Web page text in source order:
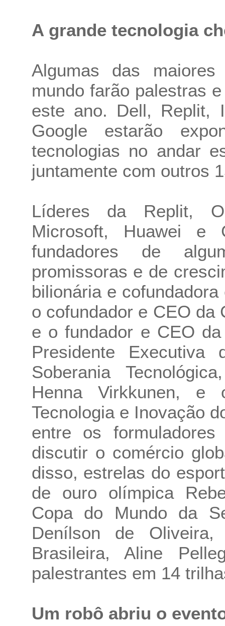
A grande tecnologia
Algumas das
mundo farão palestras
este ano. Dell, Replit,
Google estarão
tecnologias no andar
juntamente com outros
Líderes da Replit,
Microsoft, Huawei e
fundadores de
promissoras e de
bilionária e
o cofundador e CEO da
e o fundador e CEO
Presidente Executiva
Soberania
Henna Virkkunen, e
Tecnologia e Inovação
entre os
discutir o comércio
disso, estrelas do
de ouro olímpica
Copa do Mundo da
Denílson de
Brasileira, Aline
palestrantes em 14
Um robô abriu o